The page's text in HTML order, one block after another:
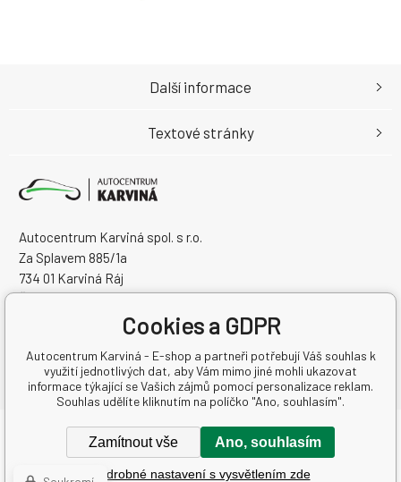
Autocentrum Karviná spol. s r.o.
Za Splavem 885/1a
734 01 Karviná Ráj
Česká Republika
Další informace
Textové stránky
Copyright © 2026 Autocentrum Karviná spol. s r.o.
Všechna práva vyhrazena.
Cookies a GDPR
Autocentrum Karviná - E-shop a partneři potřebují Váš souhlas k
využití jednotlivých dat, aby Vám mimo jiné mohli ukazovat
informace týkající se Vašich zájmů pomocí personalizace reklam.
Souhlas udělíte kliknutím na políčko "Ano, souhlasím".
Zamítnout vše Ano, souhlasím
Podrobné nastavení s vysvětlením zde